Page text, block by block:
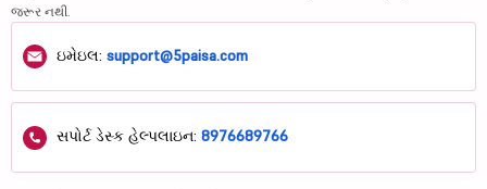
જરૂર નથી.
ઇમેઇલ: support@5paisa.com
સપોર્ટ ડેસ્ક હેલ્પલાઇન: 8976689766